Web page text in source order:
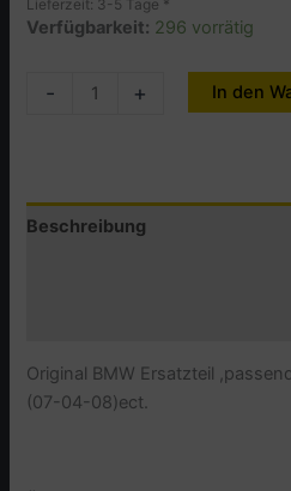
Lieferzeit: 3-5 Tage *
Verfügbarkeit: 296 vorrätig
-
22-
47-
+ In den
Beschreibung
Original BMW Ersatzteil
(07-04-08)ect.